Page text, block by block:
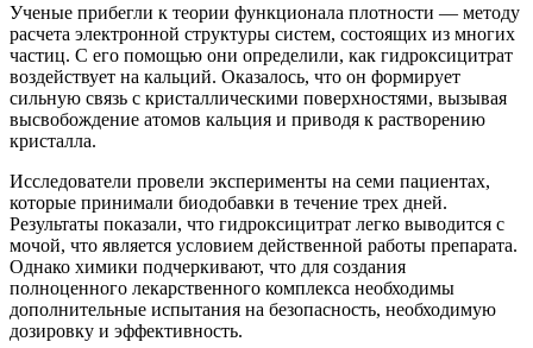
Ученые прибегли к теории функционала плотности — методу
расчета электронной структуры систем, состоящих из многих
частиц. С его помощью они определили, как гидроксицитрат
воздействует на кальций. Оказалось, что он формирует
сильную связь с кристаллическими поверхностями, вызывая
высвобождение атомов кальция и приводя к растворению
кристалла.
Исследователи провели эксперименты на семи пациентах,
которые принимали биодобавки в течение трех дней.
Результаты показали, что гидроксицитрат легко выводится с
мочой, что является условием действенной работы препарата.
Однако химики подчеркивают, что для создания
полноценного лекарственного комплекса необходимы
дополнительные испытания на безопасность, необходимую
дозировку и эффективность.